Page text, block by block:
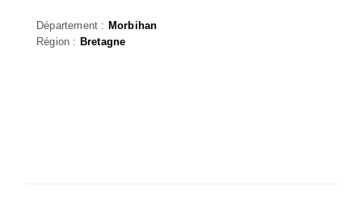
Département : Morbihan
Région : Bretagne